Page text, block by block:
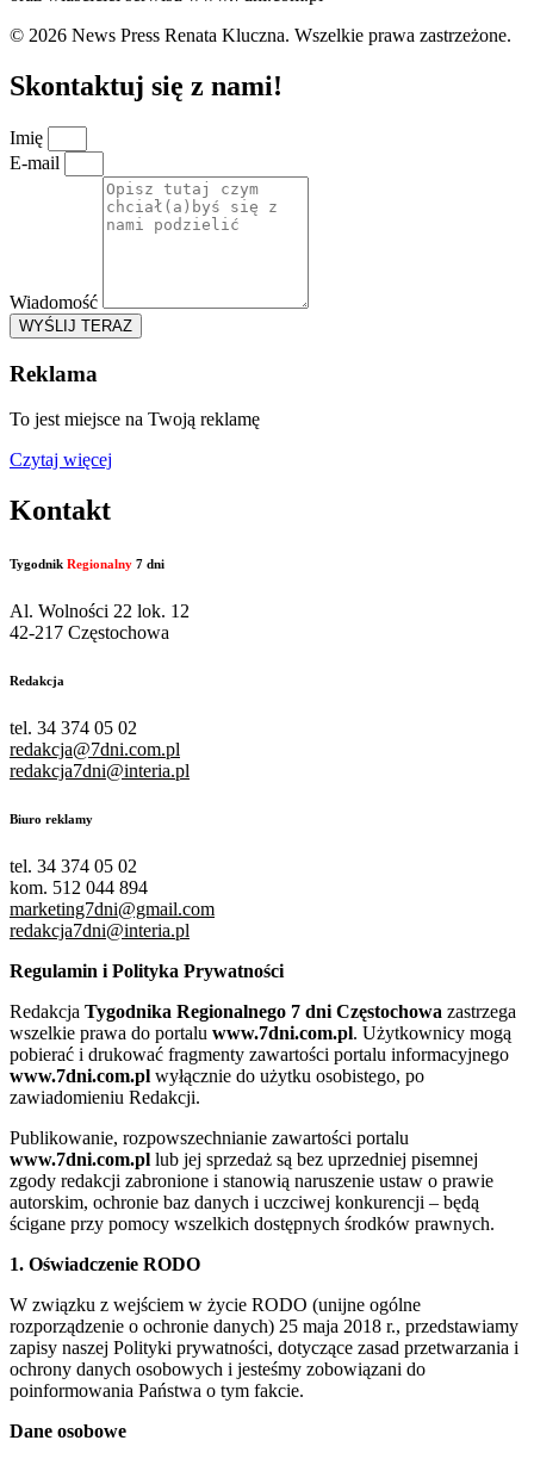
© 2026 News Press Renata Kluczna. Wszelkie prawa zastrzeżone.
Skontaktuj się z nami!
Imię
E-mail
Wiadomość
WYŚLIJ TERAZ
Reklama
To jest miejsce na Twoją reklamę
Czytaj więcej
Kontakt
Tygodnik Regionalny 7 dni
Al. Wolności 22 lok. 12
42-217 Częstochowa
Redakcja
tel. 34 374 05 02
redakcja@7dni.com.pl
redakcja7dni@interia.pl
Biuro reklamy
tel. 34 374 05 02
kom. 512 044 894
marketing7dni@gmail.com
redakcja7dni@interia.pl
Regulamin i Polityka Prywatności
Redakcja Tygodnika Regionalnego 7 dni Częstochowa zastrzega
wszelkie prawa do portalu www.7dni.com.pl. Użytkownicy mogą
pobierać i drukować fragmenty zawartości portalu informacyjnego
www.7dni.com.pl wyłącznie do użytku osobistego, po
zawiadomieniu Redakcji.
Publikowanie, rozpowszechnianie zawartości portalu
www.7dni.com.pl lub jej sprzedaż są bez uprzedniej pisemnej
zgody redakcji zabronione i stanowią naruszenie ustaw o prawie
autorskim, ochronie baz danych i uczciwej konkurencji – będą
ścigane przy pomocy wszelkich dostępnych środków prawnych.
1. Oświadczenie RODO
W związku z wejściem w życie RODO (unijne ogólne
rozporządzenie o ochronie danych) 25 maja 2018 r., przedstawiamy
zapisy naszej Polityki prywatności, dotyczące zasad przetwarzania i
ochrony danych osobowych i jesteśmy zobowiązani do
poinformowania Państwa o tym fakcie.
Dane osobowe